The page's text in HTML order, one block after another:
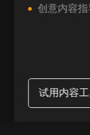
创意内容
试用内容